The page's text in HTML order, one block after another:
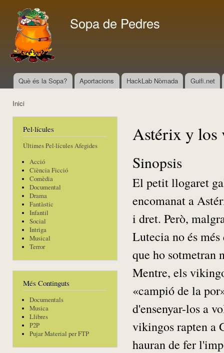
Sopa de Pedres
Menú principal
Què és la Sopa? Aportacions HackLab Nòmada Guifi.net
Inici
Pel·lícules
Últimes Pel·lícules Afegides
Acció
Ciència Ficció
Comèdia
Documental
Drama
Fantàstic
Infantil
Social
Intriga
Musical
Terror
Més Continguts
Documentals
Musica
Llibres
P2P
Pujar Material per FTP
Astérix y los
Sinopsis
El petit llogaret
encomanat a
i dret. Però,
Lutecia no és
que ho sotmetran
Mentre, els
«campió de la
d'ensenyar-los a
vikingos rapten a
hauran de fer